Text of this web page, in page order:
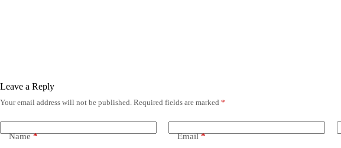
Leave a Reply
Your email address will not be published. Required fields are marked *
Name* Email*